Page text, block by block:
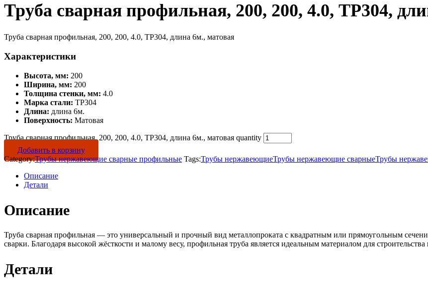
Труба сварная профильная, 200, 200, 4.0, TP304,
Труба сварная профильная, 200, 200, 4.0, TP304, длина 6м., матовая
Характеристики
Высота, мм: 200
Ширина, мм: 200
Толщина стенки, мм: 4.0
Марка стали: TP304
Длина: длина 6м.
Поверхность: Матовая
Труба сварная профильная, 200, 200, 4.0, TP304, длина 6м., матовая quantity
Добавить в корзину
Category:Трубы нержавеющие сварные профильные Tags:Трубы нержавеющиеТрубы нержавеющие сварныеТрубы
Описание
Детали
Описание
Труба сварная профильная — это универсальный и прочный вид металлопроката с квадратным или прямоугольным
сварки. Благодаря высокой жёсткости и малому весу, профильная труба является идеальным материалом для
Детали